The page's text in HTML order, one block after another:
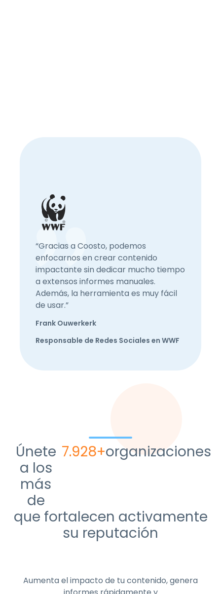
“Gracias a Coosto, podemos
enfocarnos en crear contenido
impactante sin dedicar mucho tiempo
a extensos informes manuales.
Además, la herramienta es muy fácil
de usar.”
Frank Ouwerkerk
Responsable de Redes Sociales en WWF
Únete a
los más
de
9.714+organizaciones
que fortalecen activamente
su reputación
informes rápidamente y
demuestra tu ROI. Todo en un solo lugar.